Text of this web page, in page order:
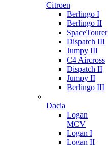
Citroen
Berlingo I
Berlingo II
SpaceTourer
Dispatch III
Jumpy III
C4 Aircross
Dispatch II
Jumpy II
Berlingo III
Dacia
Logan
MCV
Logan I
Logan II